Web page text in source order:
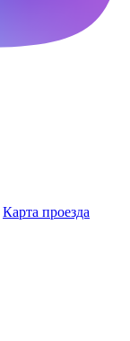
Карта проезда